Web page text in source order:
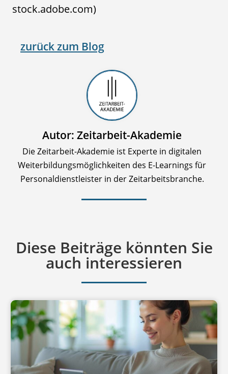
stock.adobe.com)
zurück zum Blog
Autor: Zeitarbeit-Akademie
Die Zeitarbeit-Akademie ist Experte in digitalen
Weiterbildungsmöglichkeiten des E-Learnings für
Personaldienstleister in der Zeitarbeitsbranche.
Diese Beiträge könnten Sie
auch interessieren